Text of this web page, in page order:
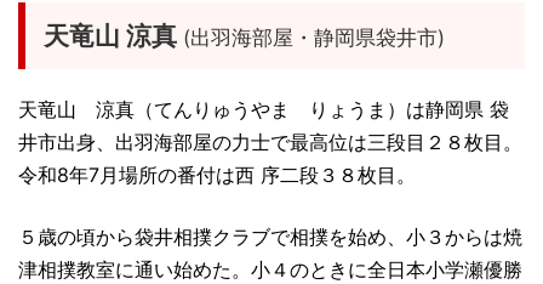
天竜山 涼真 (出羽海部屋・静岡県袋井市)
天竜山 涼真（てんりゅうやま りょうま）は静岡県 袋
井市出身、出羽海部屋の力士で最高位は三段目２８枚目。
令和8年7月場所の番付は西 序二段３８枚目。
５歳の頃から袋井相撲クラブで相撲を始め、小３からは焼
津相撲教室に通い始めた。小４のときに全日本小学瀬優勝